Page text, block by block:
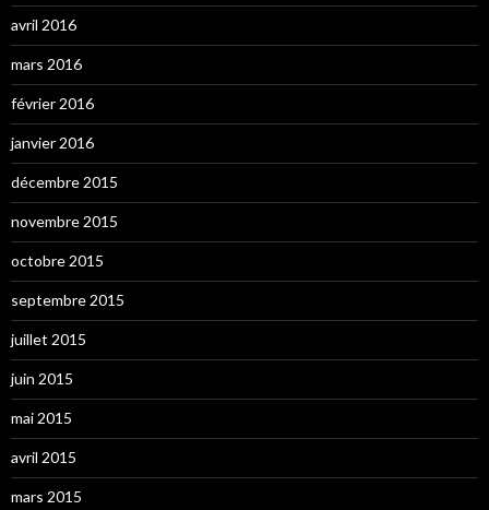
avril 2016
mars 2016
février 2016
janvier 2016
décembre 2015
novembre 2015
octobre 2015
septembre 2015
juillet 2015
juin 2015
mai 2015
avril 2015
mars 2015